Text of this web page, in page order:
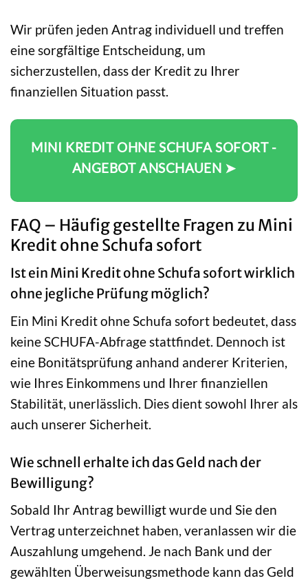
Wir prüfen jeden Antrag individuell und treffen
eine sorgfältige Entscheidung, um
sicherzustellen, dass der Kredit zu Ihrer
finanziellen Situation passt.
MINI KREDIT OHNE SCHUFA SOFORT -
ANGEBOT ANSCHAUEN ➤
FAQ – Häufig gestellte Fragen zu Mini
Kredit ohne Schufa sofort
Ist ein Mini Kredit ohne Schufa sofort wirklich
ohne jegliche Prüfung möglich?
Ein Mini Kredit ohne Schufa sofort bedeutet, dass
keine SCHUFA-Abfrage stattfindet. Dennoch ist
eine Bonitätsprüfung anhand anderer Kriterien,
wie Ihres Einkommens und Ihrer finanziellen
Stabilität, unerlässlich. Dies dient sowohl Ihrer als
auch unserer Sicherheit.
Wie schnell erhalte ich das Geld nach der
Bewilligung?
Sobald Ihr Antrag bewilligt wurde und Sie den
Vertrag unterzeichnet haben, veranlassen wir die
Auszahlung umgehend. Je nach Bank und der
gewählten Überweisungsmethode kann das Geld